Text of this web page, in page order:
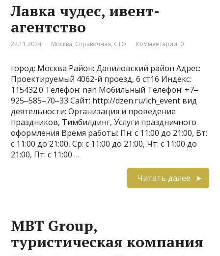
Лавка чудес, ивент-
агентство
22.11.2024 Москва, Справочная, СТО Комментарии: 0
город: Москва Район: Даниловский район Адрес:
Проектируемый 4062-й проезд, 6 ст16 Индекс:
115432.0 Телефон: nan Мобильный Телефон: +7‒
925‒585‒70‒33 Сайт: http://dzen.ru/lch_event вид
деятельности: Организация и проведение
праздников, Тимбилдинг, Услуги праздничного
оформления Время работы: Пн: с 11:00 до 21:00, Вт:
с 11:00 до 21:00, Ср: с 11:00 до 21:00, Чт: с 11:00 до
21:00, Пт: с 11:00 …
Читать далее
MBT Group,
туристическая компания